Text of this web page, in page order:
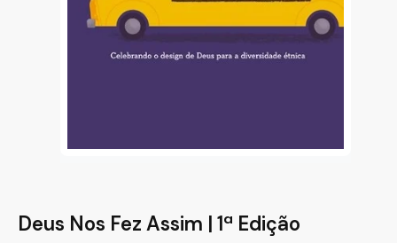
Deus Nos Fez Assim | 1ª Edição